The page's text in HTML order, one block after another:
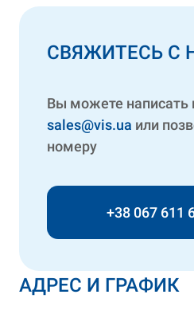
АДРЕС И ГРАФИК
СВЯЖИТЕСЬ С
Вы можете написать
sales@vis.ua или
номеру
+38 067 611